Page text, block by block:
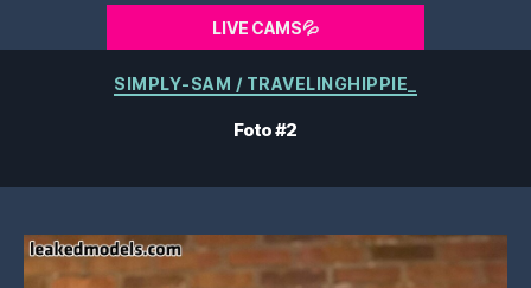
LIVE CAMS💦
Kategorier
SIMPLY-SAM / TRAVELINGHIPPIE_
Foto #2